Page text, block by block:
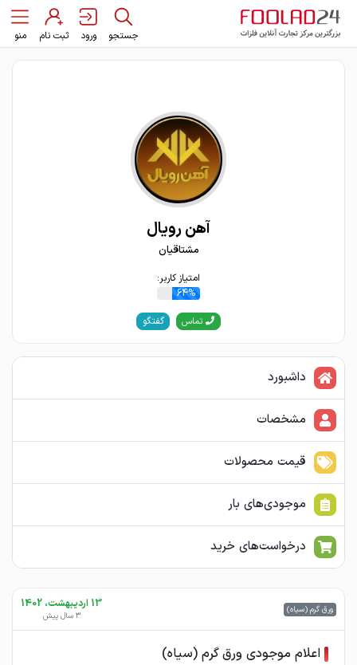
جستجو ورود ثبت نام منو
آهن رویال
مشتاقیان
امتیاز کاربر:
64%
تماس گفتگو
داشبورد
مشخصات
قیمت محصولات
موجودی‌های بار
درخواست‌های خرید
ورق گرم (سیاه) 13 اردیبهشت، 1402
3 سال پیش
اعلام موجودی ورق گرم (سیاه)